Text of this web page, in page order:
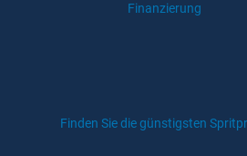
Finanzierung
Finden Sie die günstigsten